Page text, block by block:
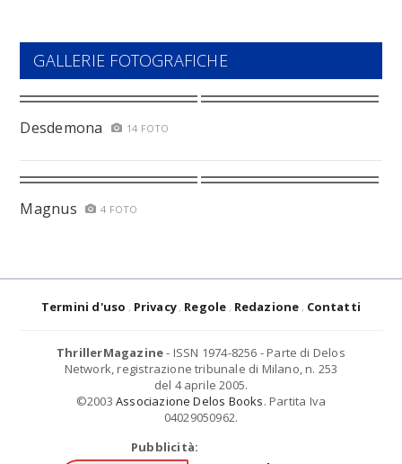
GALLERIE FOTOGRAFICHE
Desdemona 14 FOTO
Magnus 4 FOTO
Termini d'uso Privacy Regole Redazione Contatti
ThrillerMagazine- ISSN 1974-8256 - Parte di Delos
Network, registrazione tribunale di Milano, n. 253
del 4 aprile 2005.
©2003 Associazione Delos Books. Partita Iva
04029050962.
Pubblicità: